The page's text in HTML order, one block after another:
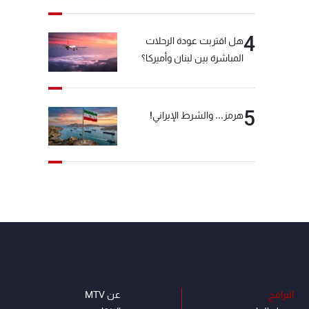
4هل اقتربت عودة الرحلات
المباشرة بين لبنان وأميركا؟
5هرمز... والشرط الإيراني!
البرامج
عن MTV